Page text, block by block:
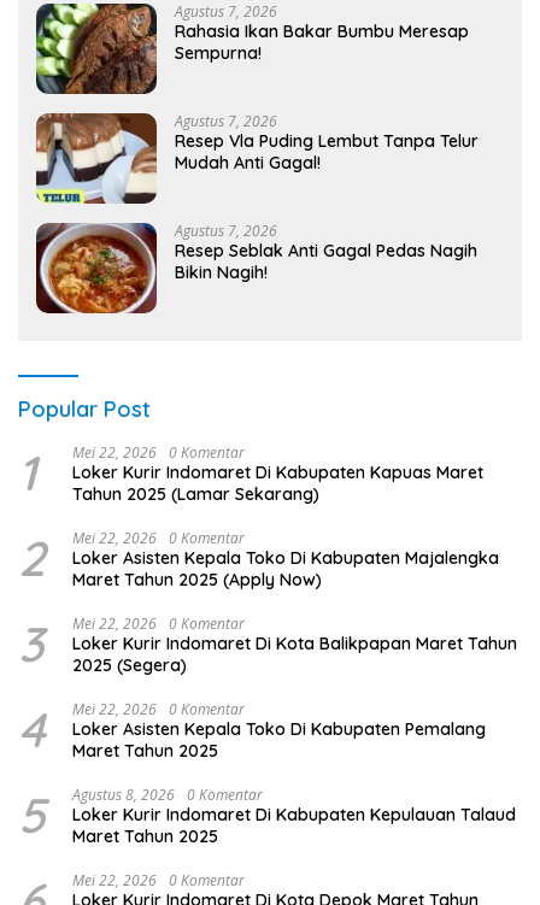
Agustus 7, 2026
Rahasia Ikan Bakar Bumbu Meresap
Sempurna!
Agustus 7, 2026
Resep Vla Puding Lembut Tanpa Telur
Mudah Anti Gagal!
Agustus 7, 2026
Resep Seblak Anti Gagal Pedas Nagih
Bikin Nagih!
Popular Post
1 Mei 22, 2026 0 Komentar
Loker Kurir Indomaret Di Kabupaten Kapuas Maret
Tahun 2025 (Lamar Sekarang)
2 Mei 22, 2026 0 Komentar
Loker Asisten Kepala Toko Di Kabupaten Majalengka
Maret Tahun 2025 (Apply Now)
3 Mei 22, 2026 0 Komentar
Loker Kurir Indomaret Di Kota Balikpapan Maret Tahun
2025 (Segera)
4 Mei 22, 2026 0 Komentar
Loker Asisten Kepala Toko Di Kabupaten Pemalang
Maret Tahun 2025
5 Agustus 8, 2026 0 Komentar
Loker Kurir Indomaret Di Kabupaten Kepulauan Talaud
Maret Tahun 2025
Mei 22, 2026 0 Komentar
Loker Kurir Indomaret Di Kota Depok Maret Tahun